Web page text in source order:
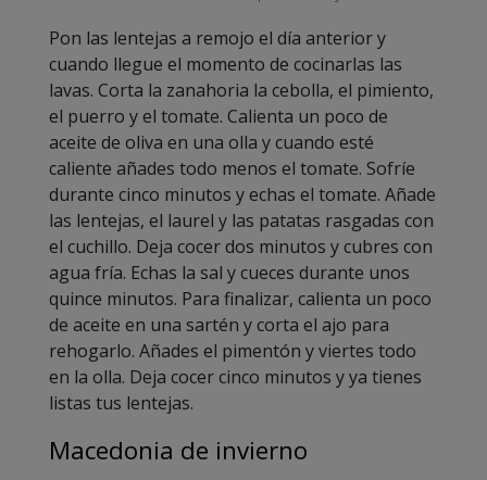
Pon las lentejas a remojo el día anterior y
cuando llegue el momento de cocinarlas las
lavas. Corta la zanahoria la cebolla, el pimiento,
el puerro y el tomate. Calienta un poco de
aceite de oliva en una olla y cuando esté
caliente añades todo menos el tomate. Sofríe
durante cinco minutos y echas el tomate. Añade
las lentejas, el laurel y las patatas rasgadas con
el cuchillo. Deja cocer dos minutos y cubres con
agua fría. Echas la sal y cueces durante unos
quince minutos. Para finalizar, calienta un poco
de aceite en una sartén y corta el ajo para
rehogarlo. Añades el pimentón y viertes todo
en la olla. Deja cocer cinco minutos y ya tienes
listas tus lentejas.
Macedonia de invierno